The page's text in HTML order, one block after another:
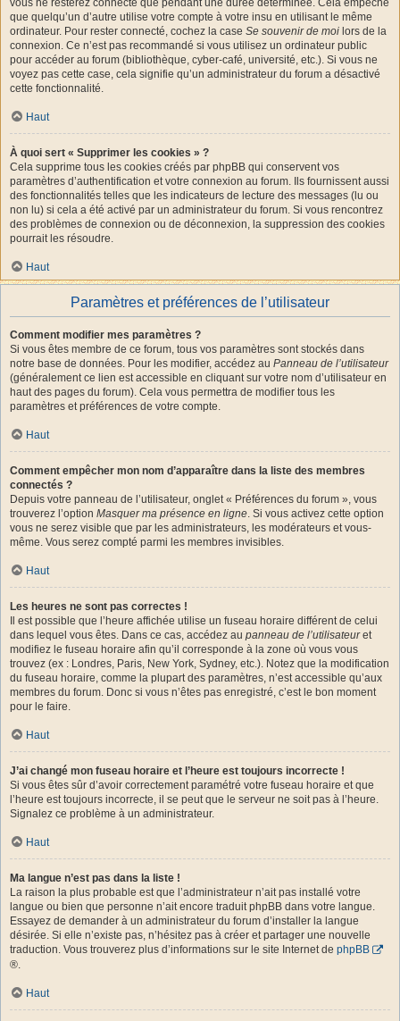
vous ne resterez connecté que pendant une durée déterminée. Cela empêche
que quelqu’un d’autre utilise votre compte à votre insu en utilisant le même
ordinateur. Pour rester connecté, cochez la case Se souvenir de moi lors de la
connexion. Ce n’est pas recommandé si vous utilisez un ordinateur public
pour accéder au forum (bibliothèque, cyber-café, université, etc.). Si vous ne
voyez pas cette case, cela signifie qu’un administrateur du forum a désactivé
cette fonctionnalité.
Haut
À quoi sert « Supprimer les cookies » ?
Cela supprime tous les cookies créés par phpBB qui conservent vos
paramètres d’authentification et votre connexion au forum. Ils fournissent aussi
des fonctionnalités telles que les indicateurs de lecture des messages (lu ou
non lu) si cela a été activé par un administrateur du forum. Si vous rencontrez
des problèmes de connexion ou de déconnexion, la suppression des cookies
pourrait les résoudre.
Haut
Paramètres et préférences de l’utilisateur
Comment modifier mes paramètres ?
Si vous êtes membre de ce forum, tous vos paramètres sont stockés dans
notre base de données. Pour les modifier, accédez au Panneau de l’utilisateur
(généralement ce lien est accessible en cliquant sur votre nom d’utilisateur en
haut des pages du forum). Cela vous permettra de modifier tous les
paramètres et préférences de votre compte.
Haut
Comment empêcher mon nom d’apparaître dans la liste des membres
connectés ?
Depuis votre panneau de l’utilisateur, onglet « Préférences du forum », vous
trouverez l’option Masquer ma présence en ligne. Si vous activez cette option
vous ne serez visible que par les administrateurs, les modérateurs et vous-
même. Vous serez compté parmi les membres invisibles.
Haut
Les heures ne sont pas correctes !
Il est possible que l’heure affichée utilise un fuseau horaire différent de celui
dans lequel vous êtes. Dans ce cas, accédez au panneau de l’utilisateuret
modifiez le fuseau horaire afin qu’il corresponde à la zone où vous vous
trouvez (ex : Londres, Paris, New York, Sydney, etc.). Notez que la modification
du fuseau horaire, comme la plupart des paramètres, n’est accessible qu’aux
membres du forum. Donc si vous n’êtes pas enregistré, c’est le bon moment
pour le faire.
Haut
J’ai changé mon fuseau horaire et l’heure est toujours incorrecte !
Si vous êtes sûr d’avoir correctement paramétré votre fuseau horaire et que
l’heure est toujours incorrecte, il se peut que le serveur ne soit pas à l’heure.
Signalez ce problème à un administrateur.
Haut
Ma langue n’est pas dans la liste !
La raison la plus probable est que l’administrateur n’ait pas installé votre
langue ou bien que personne n’ait encore traduit phpBB dans votre langue.
Essayez de demander à un administrateur du forum d’installer la langue
désirée. Si elle n’existe pas, n’hésitez pas à créer et partager une nouvelle
traduction. Vous trouverez plus d’informations sur le site Internet de phpBB
®.
Haut